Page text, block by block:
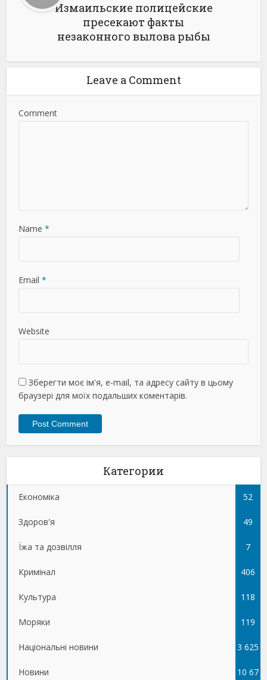
Измаильские полицейские
пресекают факты
незаконного вылова рыбы
Leave a Comment
Comment
Name *
Email *
Website
Зберегти моє ім'я, e-mail, та адресу сайту в цьому
браузері для моїх подальших коментарів.
Категории
Економіка 52
Здоров'я 49
Їжа та дозвілля 7
Кримінал 406
Культура 118
Моряки 119
Національні новини 3 625
Новини 10 67